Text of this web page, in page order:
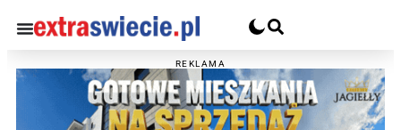
REKLAMA